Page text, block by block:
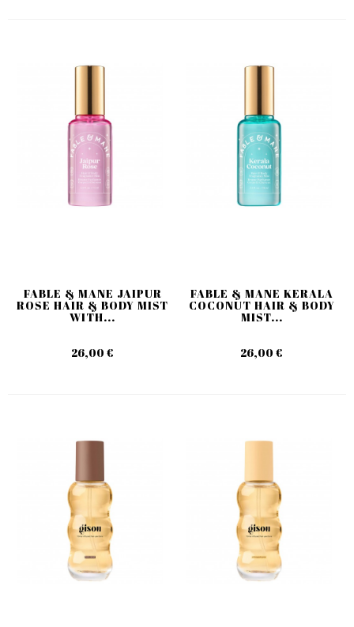
FABLE & MANE JAIPUR
ROSE HAIR & BODY MIST
WITH...
26,00 €
FABLE & MANE KERALA
COCONUT HAIR & BODY
MIST...
26,00 €